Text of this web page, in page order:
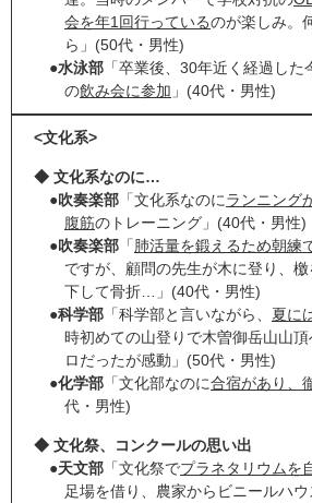
会を年1回行っているのが楽しみ。
ら」(50代・男性)
●水泳部 「卒業後、30年近く経過し
の飲み会に参加 」(40代・男性)
<文化系>
◆ 文化系なのに…
●吹奏楽部 「文化系なのにランニング
腹筋のトレーニング」(40代・男性)
●吹奏楽部 「肺活量を鍛えるため朝練
ですが、顧問の先生が木に登り、
下して骨折…」(40代・男性)
●科学部 「科学部と言いながら、 夏に
時初めての山登りで木曽御岳山山
ロだったが感動」(50代・男性)
●化学部 「文化部なのに合宿があり、
代・男性)
◆ 文化祭、コンクールの思い出
●天文部 「文化祭でプラネタリウムを
足場を借り、農家からビニールハウ